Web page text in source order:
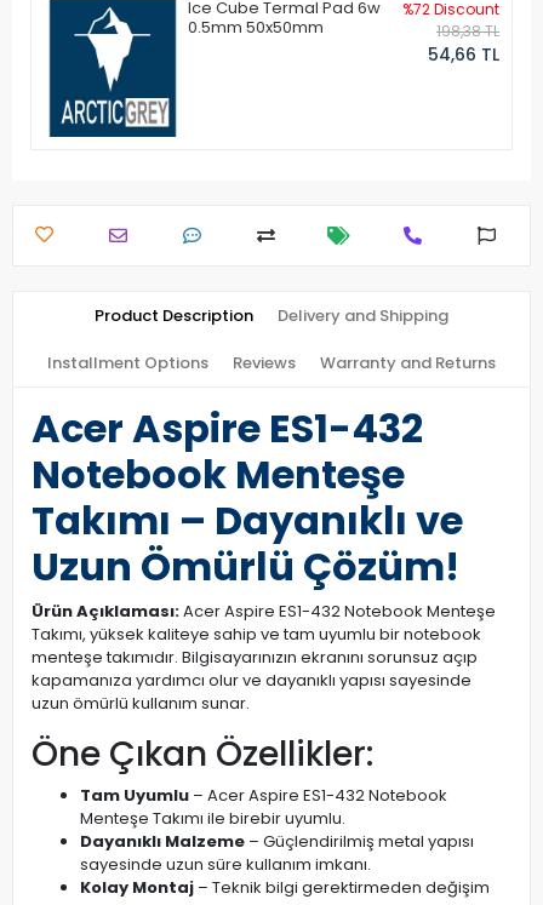
Ice Cube Termal Pad 6w
0.5mm 50x50mm
%72 Discount
198,38 TL
54,66 TL
Product Description Delivery and Shipping
Installment Options Reviews Warranty and Returns
Acer Aspire ES1-432
Notebook Menteşe
Takımı – Dayanıklı ve
Uzun Ömürlü Çözüm!
Ürün Açıklaması:Acer Aspire ES1-432 Notebook Menteşe
Takımı, yüksek kaliteye sahip ve tam uyumlu bir notebook
menteşe takımıdır. Bilgisayarınızın ekranını sorunsuz açıp
kapamanıza yardımcı olur ve dayanıklı yapısı sayesinde
uzun ömürlü kullanım sunar.
Öne Çıkan Özellikler:
Tam Uyumlu – Acer Aspire ES1-432 Notebook
Menteşe Takımı ile birebir uyumlu.
Dayanıklı Malzeme – Güçlendirilmiş metal yapısı
sayesinde uzun süre kullanım imkanı.
Kolay Montaj – Teknik bilgi gerektirmeden değişim